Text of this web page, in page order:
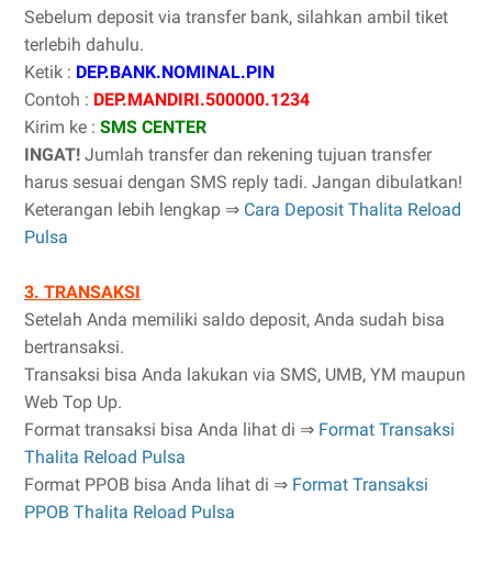
Sebelum deposit via transfer bank, silahkan ambil tiket
terlebih dahulu.
Ketik : DEP.BANK.NOMINAL.PIN
Contoh : DEP.MANDIRI.500000.1234
Kirim ke : SMS CENTER
INGAT! Jumlah transfer dan rekening tujuan transfer
harus sesuai dengan SMS reply tadi. Jangan dibulatkan!
Keterangan lebih lengkap ⇒ Cara Deposit Thalita Reload
Pulsa
3. TRANSAKSI
Setelah Anda memiliki saldo deposit, Anda sudah bisa
bertransaksi.
Transaksi bisa Anda lakukan via SMS, UMB, YM maupun
Web Top Up.
Format transaksi bisa Anda lihat di ⇒ Format Transaksi
Thalita Reload Pulsa
Format PPOB bisa Anda lihat di ⇒ Format Transaksi
PPOB Thalita Reload Pulsa